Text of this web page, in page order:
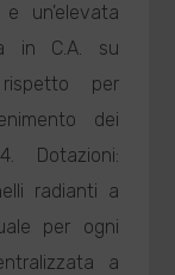
un'elevata
in C.A. su
per
dei
Dotazioni:
radianti a
per ogni
a